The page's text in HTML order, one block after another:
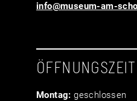
info@museum-am-
Montag: geschlossen